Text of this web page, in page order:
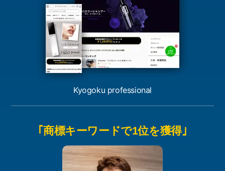
Kyogoku professional
｢商標キーワードで1位を獲得｣